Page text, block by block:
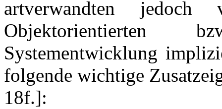
artverwandten jedoch
Objektorientierten
Systementwicklung
folgende wichtige
18f.]: